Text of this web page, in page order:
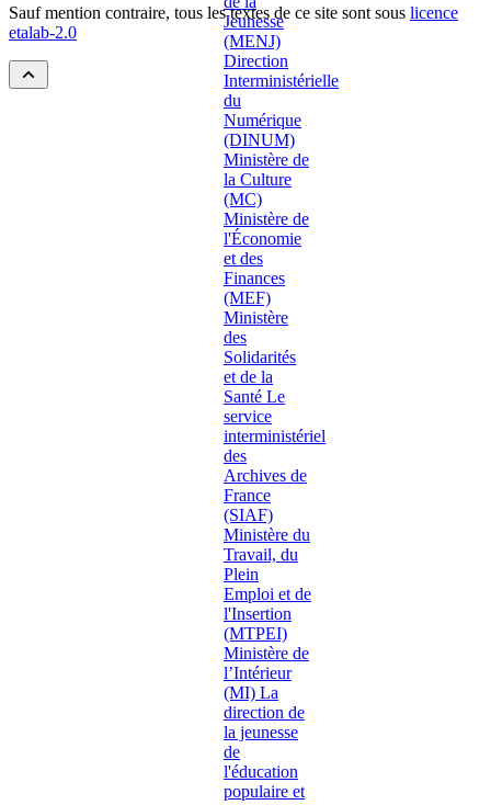
Sauf mention contraire, tous les textes de ce site sont sous licence
etalab-2.0